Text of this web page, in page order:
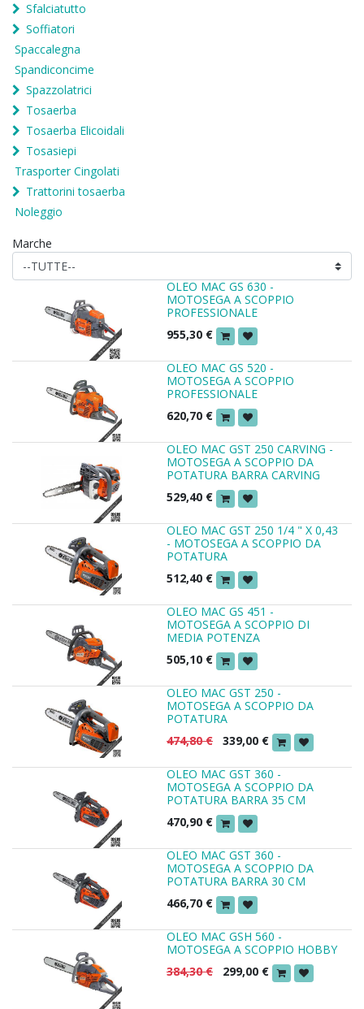
Sfalciatutto
Soffiatori
Spaccalegna
Spandiconcime
Spazzolatrici
Tosaerba
Tosaerba Elicoidali
Tosasiepi
Trasporter Cingolati
Trattorini tosaerba
Noleggio
Marche
OLEO MAC GS 630 -
MOTOSEGA A SCOPPIO
PROFESSIONALE
955,30 €
OLEO MAC GS 520 -
MOTOSEGA A SCOPPIO
PROFESSIONALE
620,70 €
OLEO MAC GST 250 CARVING -
MOTOSEGA A SCOPPIO DA
POTATURA BARRA CARVING
529,40 €
OLEO MAC GST 250 1/4 " X 0,43
- MOTOSEGA A SCOPPIO DA
POTATURA
512,40 €
OLEO MAC GS 451 -
MOTOSEGA A SCOPPIO DI
MEDIA POTENZA
505,10 €
OLEO MAC GST 250 -
MOTOSEGA A SCOPPIO DA
POTATURA
474,80€ 339,00 €
OLEO MAC GST 360 -
MOTOSEGA A SCOPPIO DA
POTATURA BARRA 35 CM
470,90 €
OLEO MAC GST 360 -
MOTOSEGA A SCOPPIO DA
POTATURA BARRA 30 CM
466,70 €
OLEO MAC GSH 560 -
MOTOSEGA A SCOPPIO HOBBY
384,30€ 299,00 €